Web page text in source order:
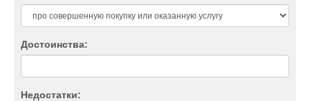
Достоинства:
Недостатки: